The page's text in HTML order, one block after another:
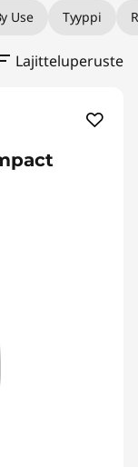
Use Tyyppi
Lajitteluperuste